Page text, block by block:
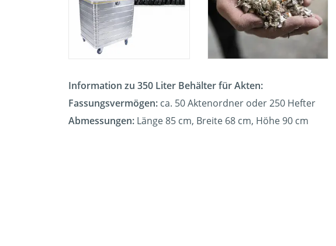
Information zu 350 Liter Behälter für Akten:
Fassungsvermögen: ca. 50 Aktenordner oder 250 Hefter
Abmessungen: Länge 85 cm, Breite 68 cm, Höhe 90 cm